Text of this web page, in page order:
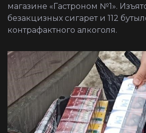
магазине «Гастроном №1».
безакцизных сигарет и 112
контрафактного алкоголя.